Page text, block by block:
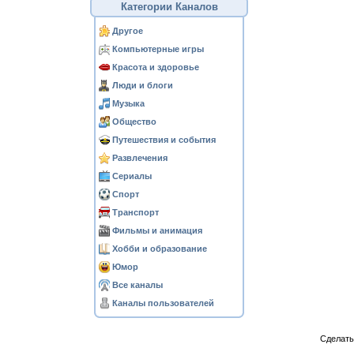
Категории Каналов
Другое
Компьютерные игры
Красота и здоровье
Люди и блоги
Музыка
Общество
Путешествия и события
Развлечения
Сериалы
Спорт
Транспорт
Фильмы и анимация
Хобби и образование
Юмор
Все каналы
Каналы пользователей